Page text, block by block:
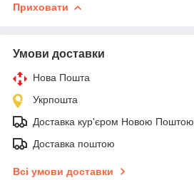
Приховати
Умови доставки
Нова Пошта
Укрпошта
Доставка кур'єром Новою Поштою
Доставка поштою
Всі умови доставки